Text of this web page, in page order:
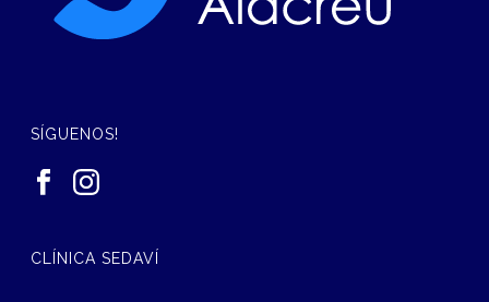
SÍGUENOS!
CLÍNICA SEDAVÍ